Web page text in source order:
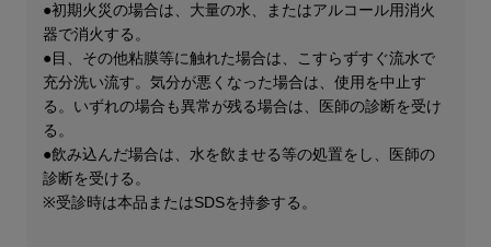
●初期火災の場合は、大量の水、またはアルコール用消火
器で消火する。
●目、その他粘膜等に触れた場合は、こすらずすぐ流水で
充分洗い流す。気分が悪くなった場合は、使用を中止す
る。いずれの場合も異常が残る場合は、医師の診断を受け
る。​
●飲み込んだ場合は、水を飲ませる等の処置をし、医師の
診断を受ける。
※受診時は本品またはSDSを持参する。